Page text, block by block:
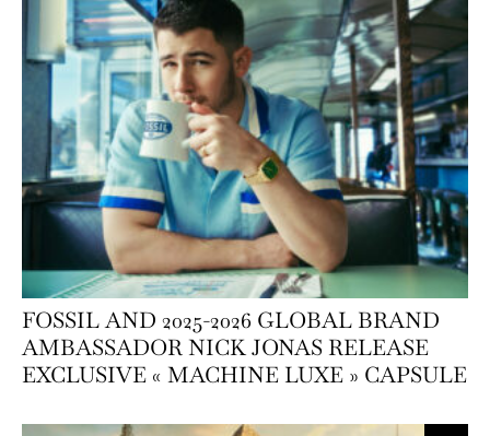
FOSSIL AND 2025-2026 GLOBAL BRAND
AMBASSADOR NICK JONAS RELEASE
EXCLUSIVE « MACHINE LUXE » CAPSULE